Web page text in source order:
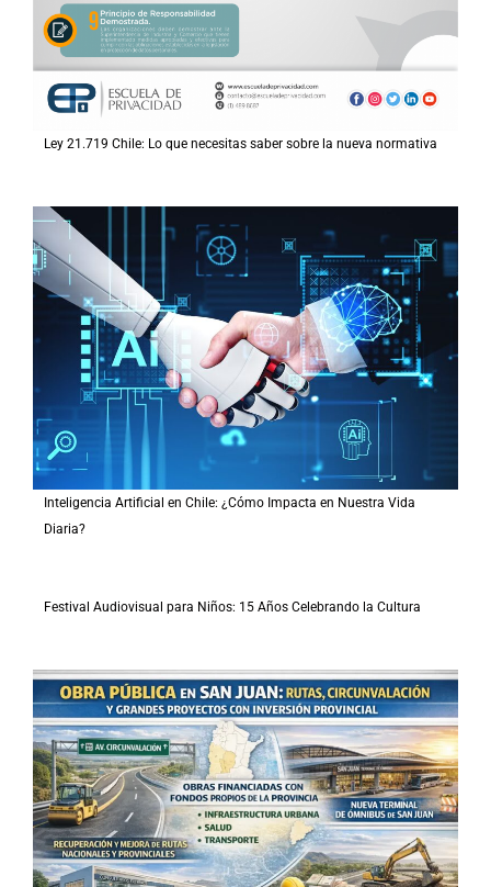
Ley 21.719 Chile: Lo que necesitas saber sobre la nueva normativa
Inteligencia Artificial en Chile: ¿Cómo Impacta en Nuestra Vida
Diaria?
Festival Audiovisual para Niños: 15 Años Celebrando la Cultura